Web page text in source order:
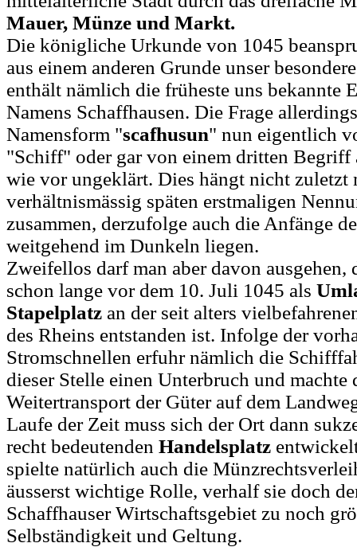
Mauer, Münze und Markt.
Die königliche Urkunde von 1045
aus einem anderen Grunde unser
enthält nämlich die früheste uns bekannte
Namens Schaffhausen. Die Frage
Namensform "scafhusun" nun eigentlich
"Schiff" oder gar von einem dritten Begriff
wie vor ungeklärt. Dies hängt nicht zuletzt
verhältnismässig späten erstmaligen
zusammen, derzufolge auch die Anfänge
weitgehend im Dunkeln liegen.
Zweifellos darf man aber davon ausgehen,
schon lange vor dem 10. Juli 1045 als
Stapelplatz an der seit alters
des Rheins entstanden ist. Infolge der
Stromschnellen erfuhr nämlich die
dieser Stelle einen Unterbruch und machte
Weitertransport der Güter auf dem
Laufe der Zeit muss sich der Ort dann
recht bedeutenden Handelsplatz
spielte natürlich auch die
äusserst wichtige Rolle, verhalf sie doch
Schaffhauser Wirtschaftsgebiet zu noch
Selbständigkeit und Geltung.